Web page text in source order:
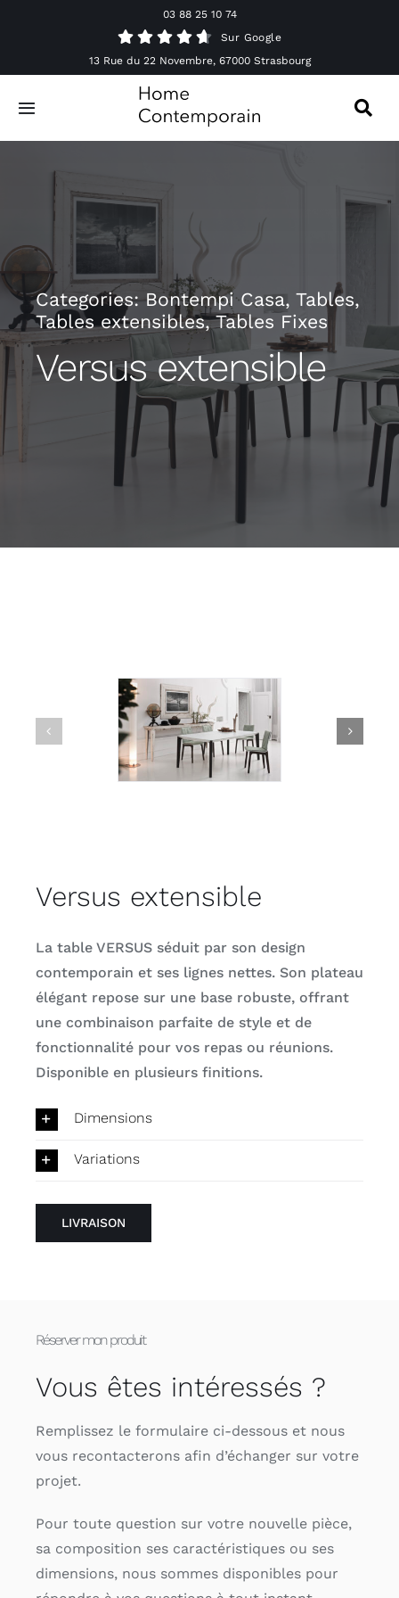
03 88 25 10 74
Sur Google
13 Rue du 22 Novembre, 67000 Strasbourg
Toggle
Navigation
Mobilier
Luminaires
Accessoires & Décorations
Offres spéciales
Outdoor
Categories:Bontempi Casa, Tables,
Tables extensibles,Tables Fixes
Versus extensible
Versus extensible
La table VERSUS séduit par son design
contemporain et ses lignes nettes. Son plateau
élégant repose sur une base robuste, offrant
une combinaison parfaite de style et de
fonctionnalité pour vos repas ou réunions.
Disponible en plusieurs finitions.
Dimensions
Variations
LIVRAISON
Réserver mon produit
Vous êtes intéressés ?
Remplissez le formulaire ci-dessous et nous
vous recontacterons afin d’échanger sur votre
projet.
Pour toute question sur votre nouvelle pièce,
sa composition ses caractéristiques ou ses
dimensions, nous sommes disponibles pour